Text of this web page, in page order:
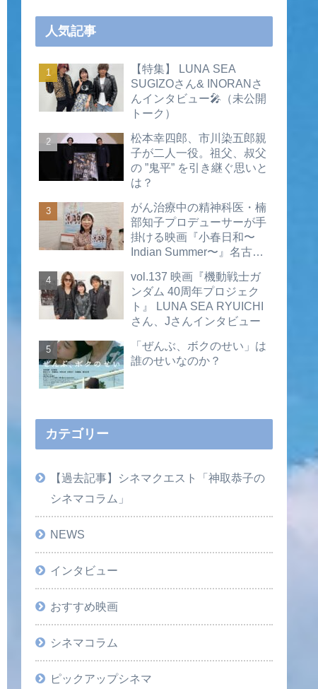
人気記事
【特集】 LUNA SEA
SUGIZOさん& INORANさ
んインタビュー🎤（未公開
トーク）
松本幸四郎、市川染五郎親
子が二人一役。祖父、叔父
の ”鬼平” を引き継ぐ思いと
は？
がん治療中の精神科医・楠
部知子プロデューサーが手
掛ける映画『小春日和〜
Indian Summer〜』名古屋
画あり）
vol.137 映画『機動戦士ガ
ンダム 40周年プロジェク
ト』 LUNA SEA RYUICHI
さん、Jさんインタビュー
「ぜんぶ、ボクのせい」は
誰のせいなのか？
カテゴリー
【過去記事】シネマクエスト「神取恭子の
シネマコラム」
NEWS
インタビュー
おすすめ映画
シネマコラム
ピックアップシネマ